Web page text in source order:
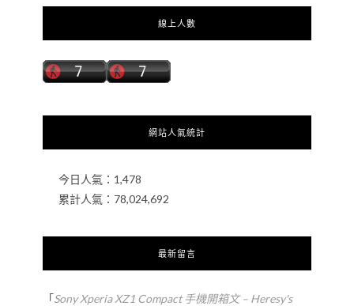
線上人數
網站人氣統計
今日人氣： 1,478
累計人氣： 78,024,692
最新留言
「Sony Xperia XZ1 Compact 手機開箱文 – Heresy's